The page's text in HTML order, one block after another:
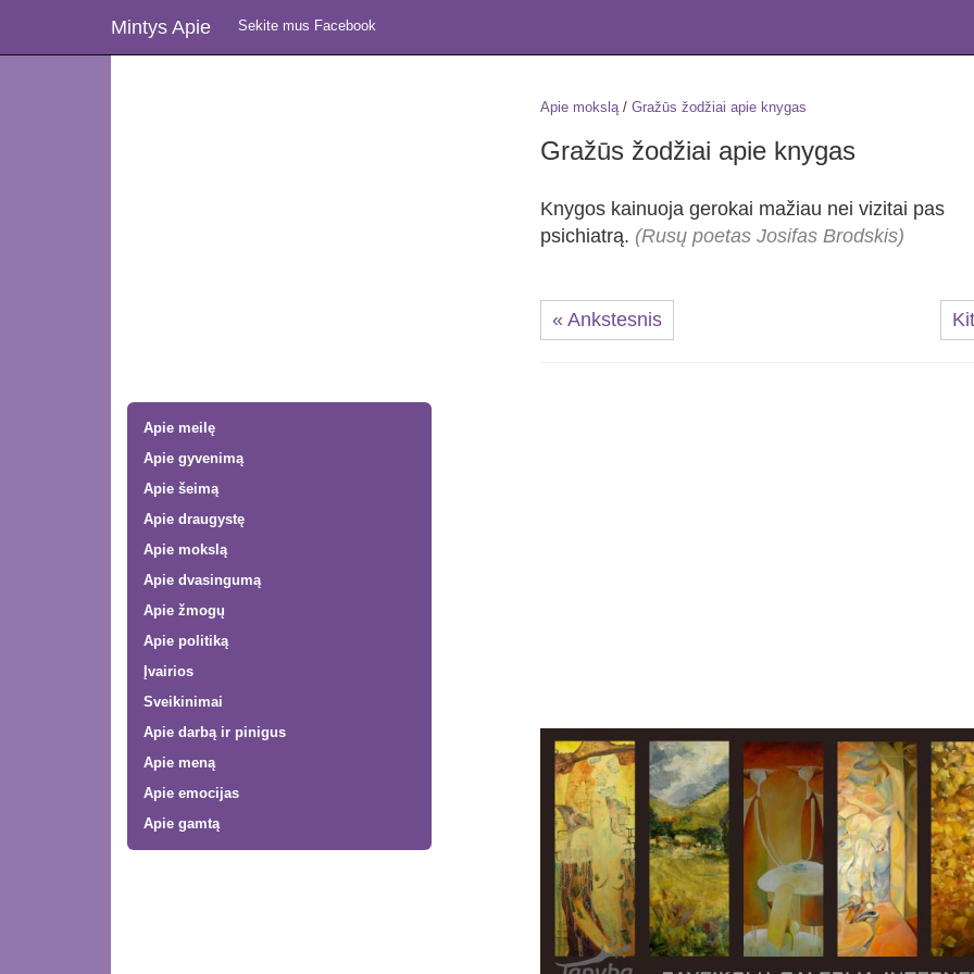
Mintys Apie Sekite mus Facebook
Apie meilę
Apie gyvenimą
Apie šeimą
Apie draugystę
Apie mokslą
Apie dvasingumą
Apie žmogų
Apie politiką
Įvairios
Sveikinimai
Apie darbą ir pinigus
Apie meną
Apie emocijas
Apie gamtą
Apie mokslą/ Gražūs žodžiai apie knygas
Gražūs žodžiai apie knygas
Knygos kainuoja gerokai mažiau nei vizitai pas
psichiatrą. (Rusų poetas Josifas Brodskis)
« Ankstesnis